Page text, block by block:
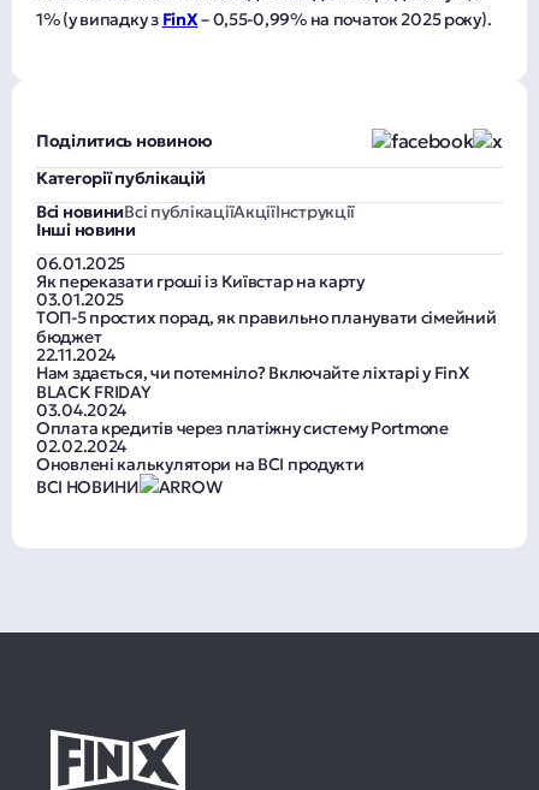
1% (у випадку з FinX– 0,55-0,99% на початок 2025 року).
Поділитись новиною
Категорії публікацій
Всі новиниВсі публікаціїАкціїІнструкції
Інші новини
06.01.2025
Як переказати гроші із Київстар на карту
03.01.2025
ТОП-5 простих порад, як правильно планувати сімейний
бюджет
22.11.2024
Нам здається, чи потемніло? Включайте ліхтарі у FinX
BLACK FRIDAY
03.04.2024
Оплата кредитів через платіжну систему Portmone
02.02.2024
Оновлені калькулятори на ВСІ продукти
ВСІ НОВИНИ